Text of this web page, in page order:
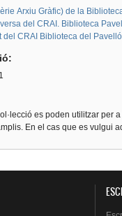
Arxiu Gràfic) de la
del CRAI. Biblioteca
del CRAI Biblioteca del
es poden utilitzar
En el cas que es vulgui